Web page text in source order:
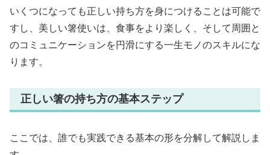
いくつになっても正しい持ち方を身につけることは可能で
すし、美しい箸使いは、食事をより楽しく、そして周囲と
のコミュニケーションを円滑にする一生モノのスキルにな
ります。
正しい箸の持ち方の基本ステップ
ここでは、誰でも実践できる基本の形を分解して解説しま